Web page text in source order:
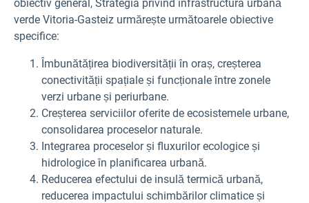
obiectiv general, Strategia privind infrastructura urbană
verde Vitoria-Gasteiz urmărește următoarele obiective
specifice:
Îmbunătățirea biodiversității în oraș, creșterea
conectivității spațiale și funcționale între zonele
verzi urbane și periurbane.
Creșterea serviciilor oferite de ecosistemele urbane,
consolidarea proceselor naturale.
Integrarea proceselor și fluxurilor ecologice și
hidrologice în planificarea urbană.
Reducerea efectului de insulă termică urbană,
reducerea impactului schimbărilor climatice și